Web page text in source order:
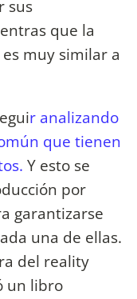
sus
que la
es muy similar a
r analizando
que tienen
Y esto se
por
garantizarse
una de ellas.
del reality
un libro